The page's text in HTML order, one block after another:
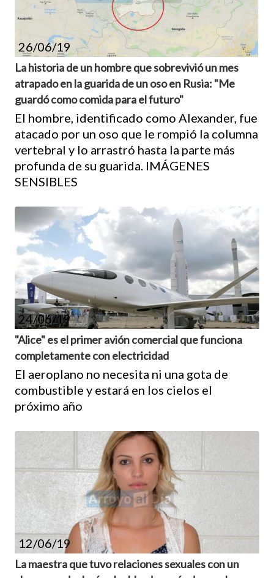
26/06/19
La historia de un hombre que sobrevivió un mes
atrapado en la guarida de un oso en Rusia: "Me
guardó como comida para el futuro"
El hombre, identificado como Alexander, fue
atacado por un oso que le rompió la columna
vertebral y lo arrastró hasta la parte más
profunda de su guarida. IMÁGENES
SENSIBLES
24/06/19
"Alice" es el primer avión comercial que funciona
completamente con electricidad
El aeroplano no necesita ni una gota de
combustible y estará en los cielos el
próximo año
12/06/19
La maestra que tuvo relaciones sexuales con un